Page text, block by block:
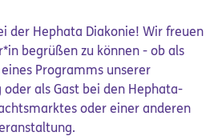
der Hephata Diakonie! Wir freuen
begrüßen zu können - ob als
Programms unserer
als Gast bei den Hephata-
oder einer anderen